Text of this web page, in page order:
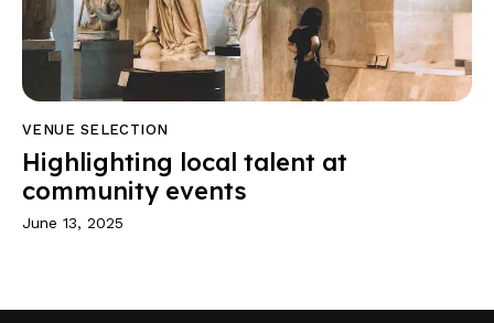
VENUE SELECTION
Highlighting local talent at
community events
June 13, 2025